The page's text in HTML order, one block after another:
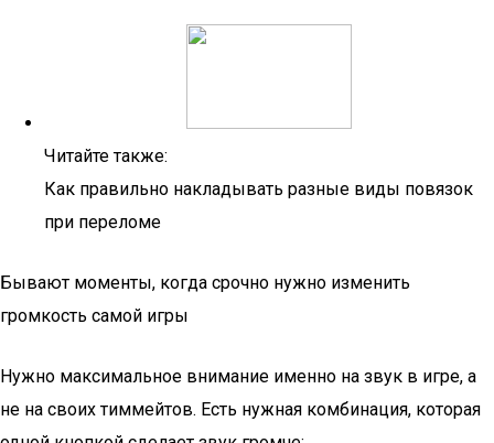
Читайте также:
Как правильно накладывать разные виды повязок
при переломе
Бывают моменты, когда срочно нужно изменить
громкость самой игры
Нужно максимальное внимание именно на звук в игре, а
не на своих тиммейтов. Есть нужная комбинация, которая